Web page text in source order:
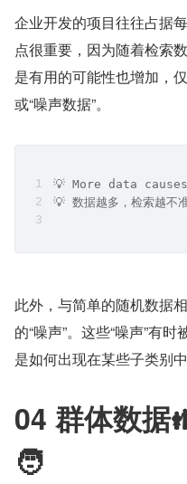
企业开发的项目往往占据
点很重要，因为随着检索
是有用的可能性也增加，
或“噪声数据”。
💡 More data
💡 数据越多，检索越不
此外，与简单的随机数据
的“噪声”。这些“噪声”有
是如何出现在某些子类别中
04 群体数据
🧑